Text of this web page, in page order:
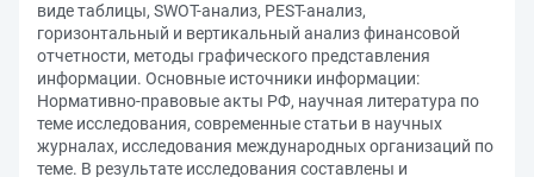
виде таблицы, SWOT-анализ, PEST-анализ,
горизонтальный и вертикальный анализ финансовой
отчетности, методы графического представления
информации. Основные источники информации:
Нормативно-правовые акты РФ, научная литература по
теме исследования, современные статьи в научных
журналах, исследования международных организаций по
теме. В результате исследования составлены и